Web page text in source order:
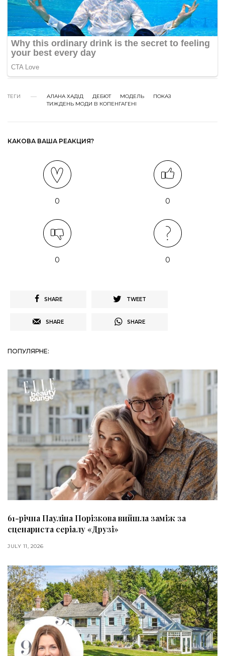
ТЕГИ АЛАНА ХАДІД ДЕБЮТ МОДЕЛЬ
ПОКАЗ
ТИЖДЕНЬ МОДИ В КОПЕНГАГЕНІ
КАКОВА ВАША РЕАКЦИЯ?
0 0
0 0
SHARE TWEET
SHARE SHARE
ПОПУЛЯРНЕ:
61-річна Пауліна Порізкова вийшла заміж за
сценариста серіалу «Друзі»
JULY 11, 2026